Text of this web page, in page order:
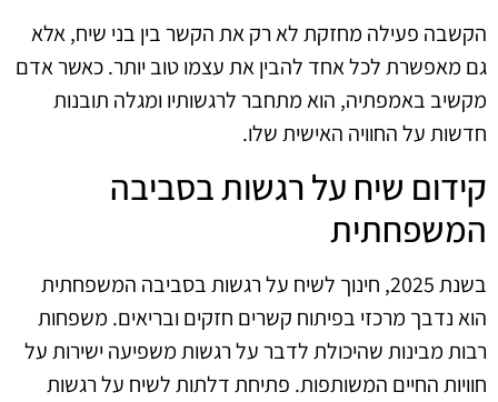
הקשבה פעילה מחזקת לא רק את הקשר בין בני שיח, אלא
גם מאפשרת לכל אחד להבין את עצמו טוב יותר. כאשר אדם
מקשיב באמפתיה, הוא מתחבר לרגשותיו ומגלה תובנות
חדשות על החוויה האישית שלו.
קידום שיח על רגשות בסביבה
המשפחתית
בשנת 2025, חינוך לשיח על רגשות בסביבה המשפחתית
הוא נדבך מרכזי בפיתוח קשרים חזקים ובריאים. משפחות
רבות מבינות שהיכולת לדבר על רגשות משפיעה ישירות על
חוויות החיים המשותפות. פתיחת דלתות לשיח על רגשות